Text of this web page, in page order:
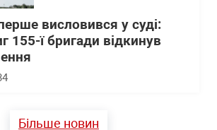
висловився у суді:
155-ї бригади відкинув
Більше новин